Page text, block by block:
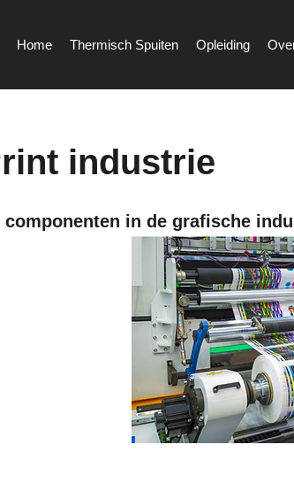
Home Thermisch Spuiten Opleiding
industrie
in de grafische